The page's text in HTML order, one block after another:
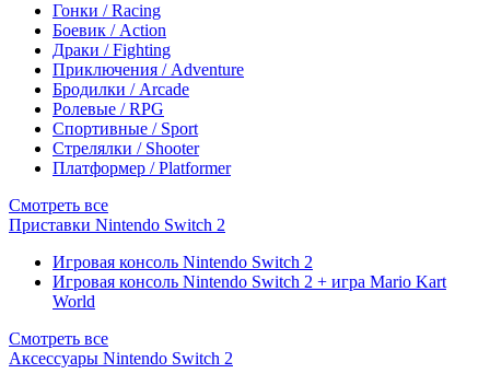
Гонки / Racing
Боевик / Action
Драки / Fighting
Приключения / Adventure
Бродилки / Arcade
Ролевые / RPG
Спортивные / Sport
Стрелялки / Shooter
Платформер / Platformer
Смотреть все
Приставки Nintendo Switch 2
Игровая консоль Nintendo Switch 2
Игровая консоль Nintendo Switch 2 + игра Mario Kart
World
Смотреть все
Аксессуары Nintendo Switch 2